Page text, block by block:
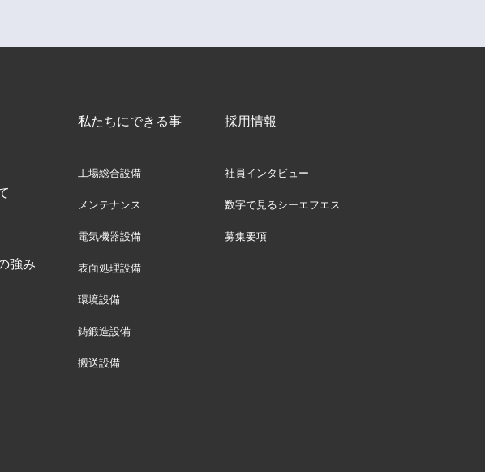
強み
私たちにできる事
工場総合設備
メンテナンス
電気機器設備
表面処理設備
環境設備
鋳鍛造設備
搬送設備
採用情報
社員インタビュー
数字で見るシーエフエス
募集要項